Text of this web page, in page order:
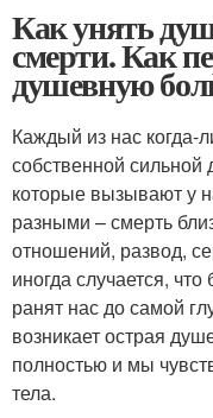
Как унять
смерти. Как
душевную
Каждый из нас когда-
собственной
которые вызывают у
разными – смерть
отношений, развод,
иногда случается,
ранят нас до самой
возникает острая
полностью и мы
тела.